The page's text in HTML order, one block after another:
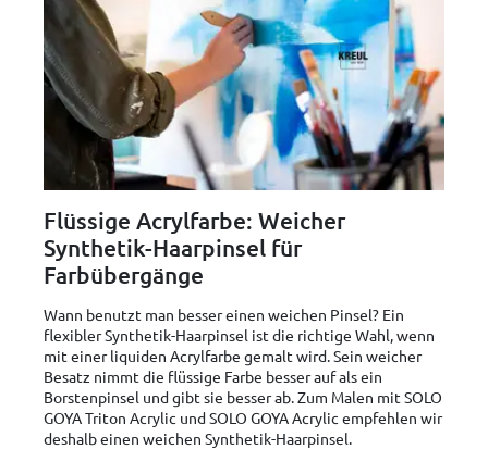
Flüssige Acrylfarbe: Weicher
Synthetik-Haarpinsel für
Farbübergänge
Wann benutzt man besser einen weichen Pinsel? Ein
flexibler Synthetik-Haarpinsel ist die richtige Wahl, wenn
mit einer liquiden Acrylfarbe gemalt wird. Sein weicher
Besatz nimmt die flüssige Farbe besser auf als ein
Borstenpinsel und gibt sie besser ab. Zum Malen mit SOLO
GOYA Triton Acrylic und SOLO GOYA Acrylic empfehlen wir
deshalb einen weichen Synthetik-Haarpinsel.